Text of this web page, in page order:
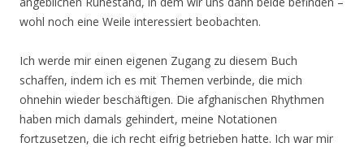
wohl noch eine Weile interessiert beobachten.
Ich werde mir einen eigenen Zugang zu diesem Buch
schaffen, indem ich es mit Themen verbinde, die mich
ohnehin wieder beschäftigen. Die afghanischen Rhythmen
haben mich damals gehindert, meine Notationen
fortzusetzen, die ich recht eifrig betrieben hatte. Ich war mir